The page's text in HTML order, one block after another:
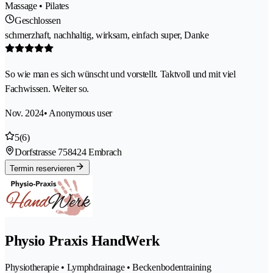
Massage • Pilates
Geschlossen
schmerzhaft, nachhaltig, wirksam, einfach super, Danke
So wie man es sich wünscht und vorstellt. Taktvoll und mit viel
Fachwissen. Weiter so.
Nov. 2024• Anonymous user
5(6)
Dorfstrasse 758424 Embrach
Termin reservieren
Physio Praxis HandWerk
Physiotherapie • Lymphdrainage • Beckenbodentraining